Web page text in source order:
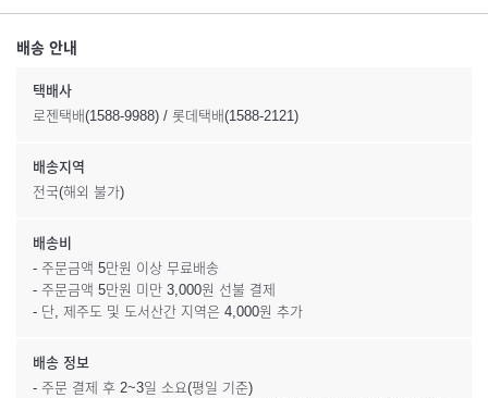
배송 안내
택배사
로젠택배(1588-9988) / 롯데택배(1588-2121)
배송지역
전국(해외 불가)
배송비
- 주문금액 5만원 이상 무료배송
- 주문금액 5만원 미만 3,000원 선불 결제
- 단, 제주도 및 도서산간 지역은 4,000원 추가
배송 정보
- 주문 결제 후 2~3일 소요(평일 기준)